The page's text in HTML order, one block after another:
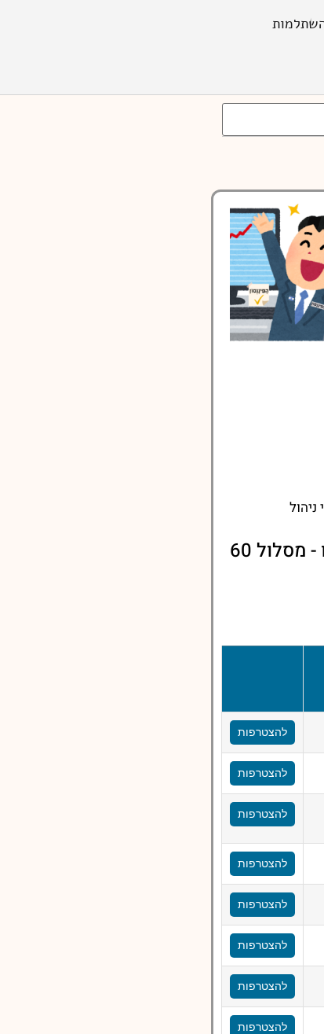
תשואות קופת גמל אישית לפיצויים של העובדים בעיריית תל-אביב יפו - מסלול 60
להצטרפות
להצטרפות
להצטרפות
להצטרפות
להצטרפות
להצטרפות
להצטרפות
להצטרפות